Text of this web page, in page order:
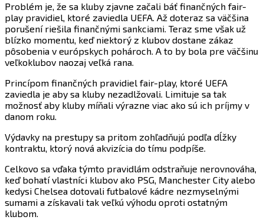
Problém je, že sa kluby zjavne začali báť finančných fair-
play pravidiel, ktoré zaviedla UEFA. Až doteraz sa väčšina
porušení riešila finančnými sankciami. Teraz sme však už
blízko momentu, keď niektorý z klubov dostane zákaz
pôsobenia v európskych pohároch. A to by bola pre väčšinu
veľkoklubov naozaj veľká rana.
Princípom finančných pravidiel fair-play, ktoré UEFA
zaviedla je aby sa kluby nezadlžovali. Limituje sa tak
možnosť aby kluby míňali výrazne viac ako sú ich príjmy v
danom roku.
Výdavky na prestupy sa pritom zohľadňujú podľa dĺžky
kontraktu, ktorý nová akvizícia do tímu podpíše.
Celkovo sa vďaka týmto pravidlám odstraňuje nerovnováha,
keď bohatí vlastníci klubov ako PSG, Manchester City alebo
kedysi Chelsea dotovali futbalové kádre nezmyselnými
sumami a získavali tak veľkú výhodu oproti ostatným
klubom.